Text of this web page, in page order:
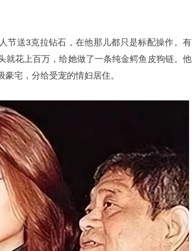
节送3克拉钻石，在他那儿都只是标配操作。有
就花上百万，给她做了一条纯金鳄鱼皮狗链。他
宅，分给受宠的情妇居住。